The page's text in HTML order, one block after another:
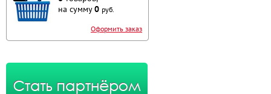
на сумму0 руб.
Оформить заказ